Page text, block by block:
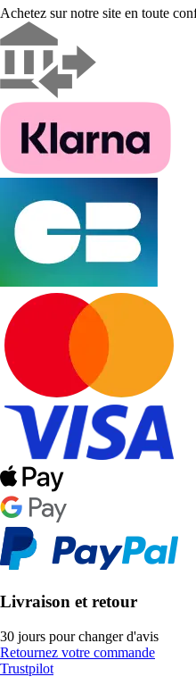
Achetez sur notre site en toute
Livraison et retour
30 jours pour changer d'avis
Retournez votre commande
Trustpilot